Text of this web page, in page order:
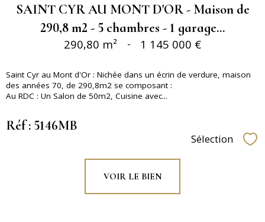
SAINT CYR AU MONT D'OR - Maison de
290,8 m2 - 5 chambres - 1 garage...
290,80 m² - 1 145 000 €
Saint Cyr au Mont d'Or : Nichée dans un écrin de verdure, maison
des années 70, de 290,8m2 se composant :
Au RDC : Un Salon de 50m2, Cuisine avec...
Réf : 5146MB
Sélection
VOIR LE BIEN